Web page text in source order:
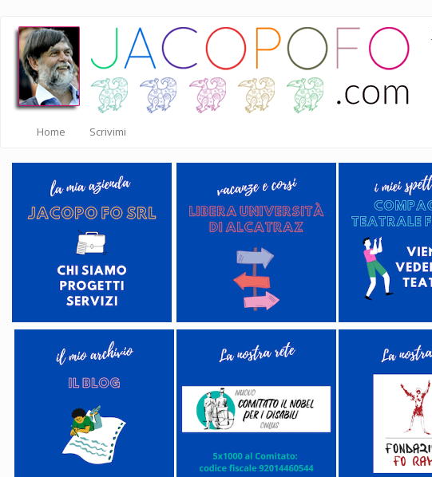
Salta
contenuto
principale
Home Scrivimi